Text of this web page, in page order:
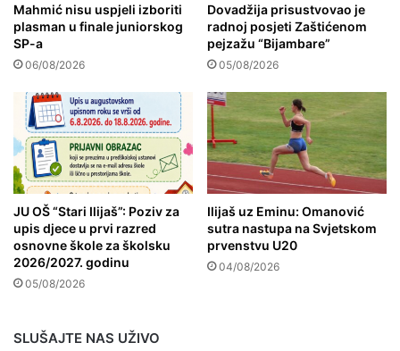
Mahmić nisu uspjeli izboriti
plasman u finale juniorskog
SP-a
06/08/2026
Dovadžija prisustvovao je
radnoj posjeti Zaštićenom
pejzažu “Bijambare”
05/08/2026
JU OŠ “Stari Ilijaš”: Poziv za
upis djece u prvi razred
osnovne škole za školsku
2026/2027. godinu
05/08/2026
Ilijaš uz Eminu: Omanović
sutra nastupa na Svjetskom
prvenstvu U20
04/08/2026
SLUŠAJTE NAS UŽIVO